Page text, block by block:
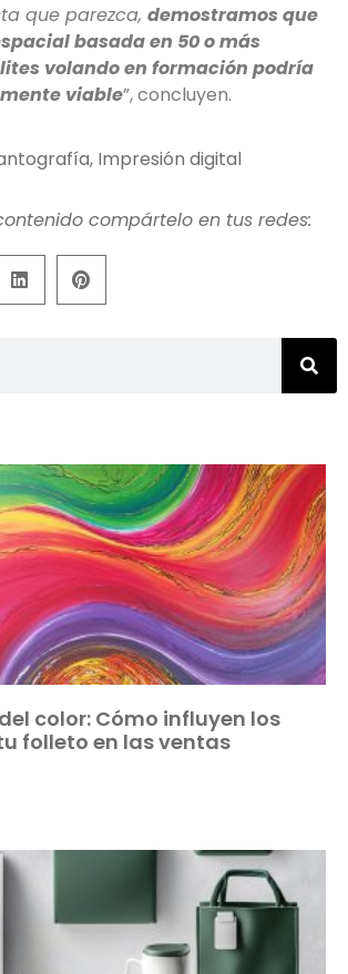
que parezca, demostramos que
basada en 50 o más
volando en formación podría
viable”, concluyen.
, Impresión digital
compártelo en tus redes:
color: Cómo influyen los
folleto en las ventas